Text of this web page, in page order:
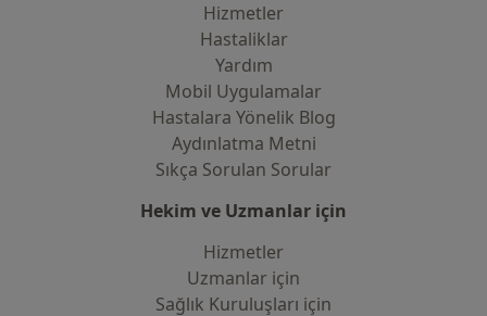
Hizmetler
Hastaliklar
Yardım
Mobil Uygulamalar
Hastalara Yönelik Blog
Aydınlatma Metni
Sıkça Sorulan Sorular
Hekim ve Uzmanlar için
Hizmetler
Uzmanlar için
Sağlık Kuruluşları için